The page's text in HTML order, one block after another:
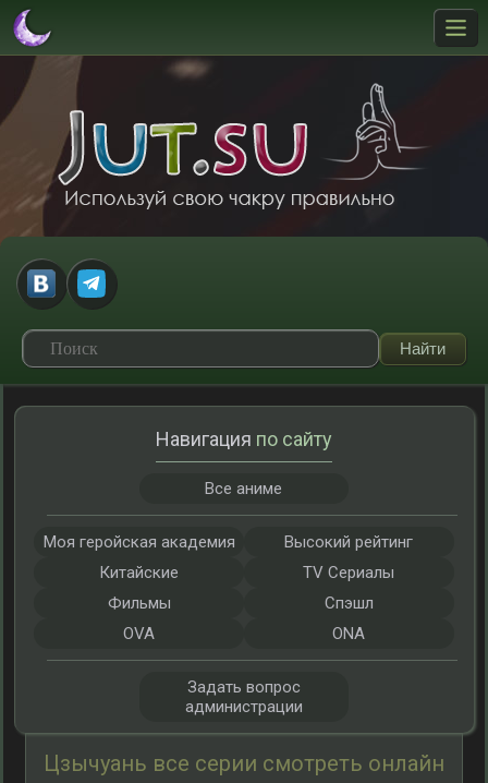
Цзычуань все серии смотреть онлайн
Навигация по сайту
Все аниме
Моя геройская академия
Высокий рейтинг
Китайские
TV Сериалы
Фильмы
Спэшл
OVA
ONA
Задать вопрос
администрации